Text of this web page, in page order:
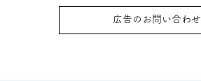
広告のお問い合わせ